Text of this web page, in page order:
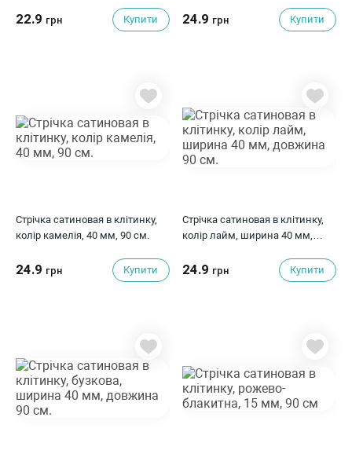
22.9 грн Купити 24.9 грн Купити
Стрічка сатиновая в клітинку,
колір камелія, 40 мм, 90 см.
24.9 грн Купити
Стрічка сатиновая в клітинку,
колір лайм, ширина 40 мм,
24.9 грн Купити